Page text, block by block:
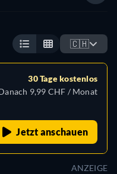
🇨🇭
30 Tage kostenlos
9,99 CHF / Monat
Jetzt anschauen
ANZEIGE